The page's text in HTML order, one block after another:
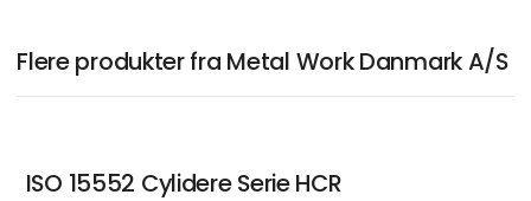
Flere produkter fra Metal Work Danmark A/S
ISO 15552 Cylidere Serie HCR